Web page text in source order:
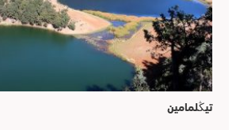
تيڭلمامين